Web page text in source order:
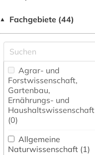
▲ Fachgebiete (44)
Agrar- und
Forstwissenschaft,
Gartenbau,
Ernährungs- und
Haushaltswissenschaft
(0)
Allgemeine
Naturwissenschaft (1)